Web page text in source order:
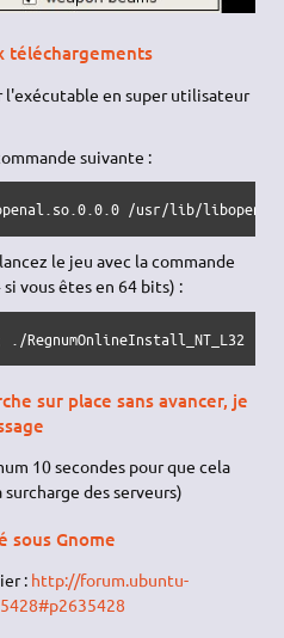
téléchargements
l'exécutable en super utilisateur
suivante :
/usr/lib/
le jeu avec la commande
vous êtes en 64 bits) :
; ./RegnumOnlineInstall_NT_L32
sur place sans avancer, je
10 secondes pour que cela
des serveurs)
sous Gnome
: http://forum.ubuntu-